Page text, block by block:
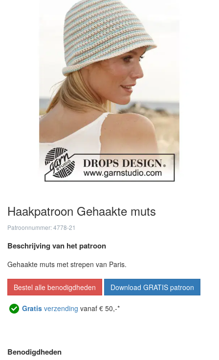
Haakpatroon Gehaakte muts
Patroonnummer: 4778-21
Beschrijving van het patroon
Gehaakte muts met strepen van Paris.
Bestel alle benodigdheden Download GRATIS patroon
Gratis verzending vanaf € 50,-*
Benodigdheden